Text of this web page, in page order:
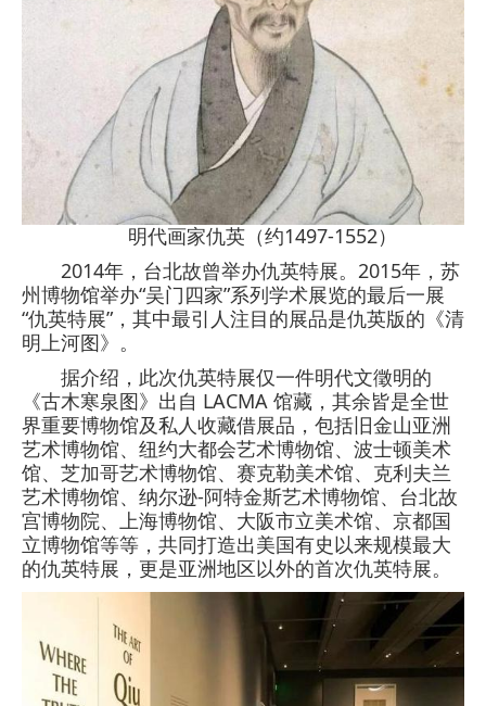
明代画家仇英（约1497-1552）
2014年，台北故曾举办仇英特展。2015年，苏
州博物馆举办“吴门四家”系列学术展览的最后一展
“仇英特展”，其中最引人注目的展品是仇英版的《清
明上河图》。
据介绍，此次仇英特展仅一件明代文徵明的
《古木寒泉图》出自 LACMA 馆藏，其余皆是全世
界重要博物馆及私人收藏借展品，包括旧金山亚洲
艺术博物馆、纽约大都会艺术博物馆、波士顿美术
馆、芝加哥艺术博物馆、赛克勒美术馆、克利夫兰
艺术博物馆、纳尔逊-阿特金斯艺术博物馆、台北故
宫博物院、上海博物馆、大阪市立美术馆、京都国
立博物馆等等，共同打造出美国有史以来规模最大
的仇英特展，更是亚洲地区以外的首次仇英特展。